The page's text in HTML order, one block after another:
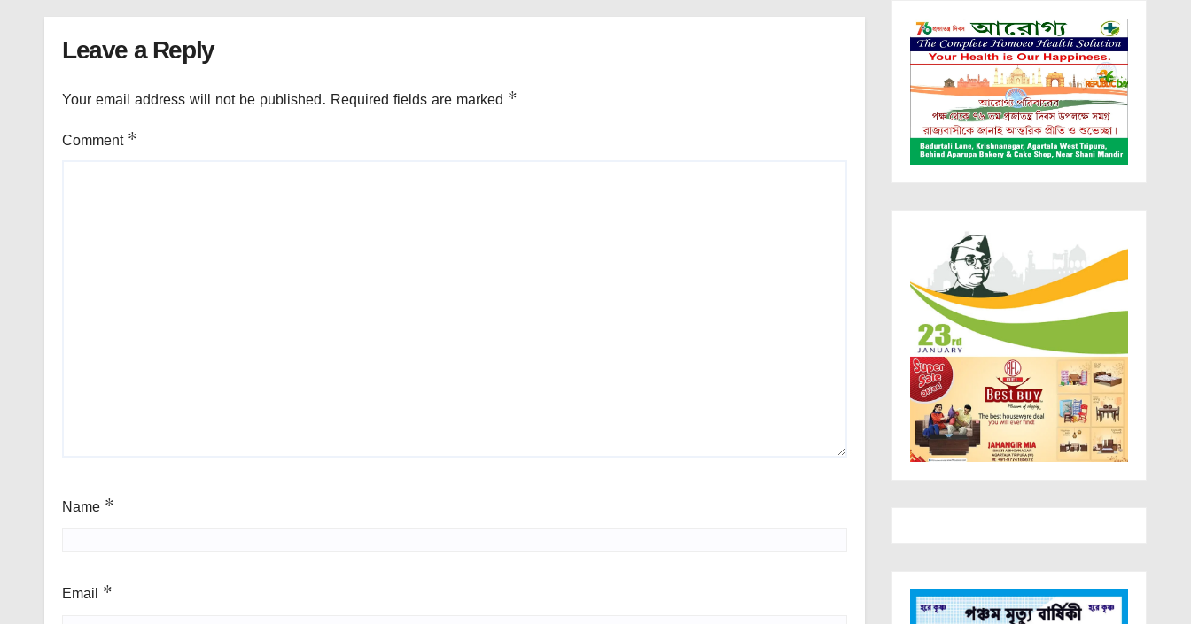
Leave a Reply
Your email address will not be published. Required fields are marked *
Comment *
Name *
Email *